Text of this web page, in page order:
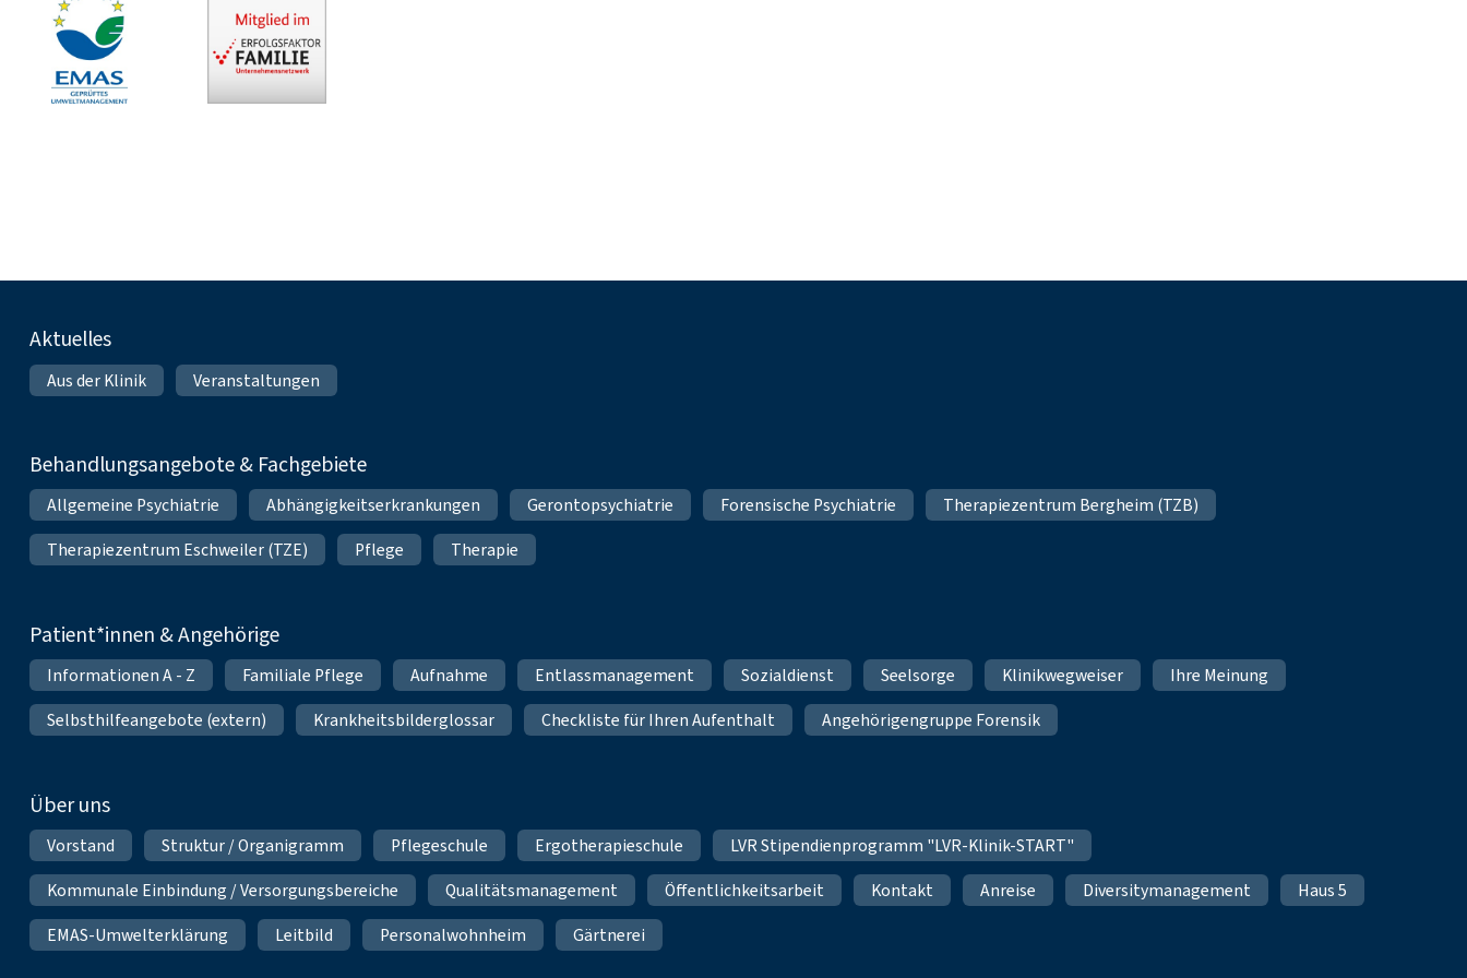
Fußnavigation
Aktuelles
Aus der Klinik Veranstaltungen
Behandlungsangebote & Fachgebiete
Allgemeine Psychiatrie Abhängigkeitserkrankungen Gerontopsychiatrie Forensische Psychiatrie
Therapiezentrum Bergheim (TZB)
Therapiezentrum Eschweiler (TZE)
Pflege Therapie
Patient*innen & Angehörige
Informationen A - Z Familiale Pflege Aufnahme Entlassmanagement Sozialdienst Seelsorge Klinikwegweiser
Ihre Meinung
Selbsthilfeangebote (extern)
Krankheitsbilderglossar Checkliste für Ihren Aufenthalt Angehörigengruppe Forensik
Über uns
Vorstand Struktur / Organigramm Pflegeschule Ergotherapieschule
LVR Stipendienprogramm "LVR-Klinik-START"
Kommunale Einbindung / Versorgungsbereiche
Qualitätsmanagement Öffentlichkeitsarbeit Kontakt Anreise Diversitymanagement
Haus 5
EMAS-Umwelterklärung
Leitbild Personalwohnheim Gärtnerei